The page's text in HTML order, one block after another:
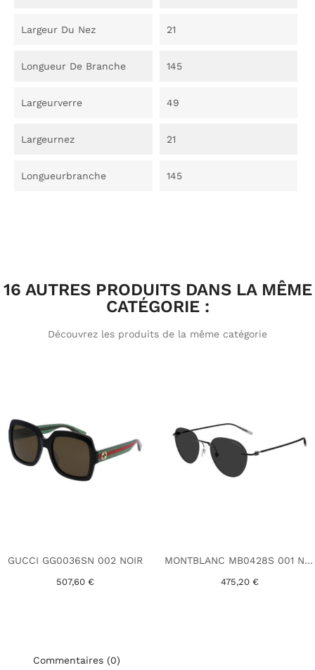
Largeur Du Nez 21
Longueur De Branche 145
Largeurverre 49
Largeurnez 21
Longueurbranche 145
16 AUTRES PRODUITS DANS LA MÊME
CATÉGORIE :
Découvrez les produits de la même catégorie
GUCCI GG0036SN 002 NOIR
507,60 €
MONTBLANC MB0428S 001 NOIR
475,20 €
Commentaires (0)